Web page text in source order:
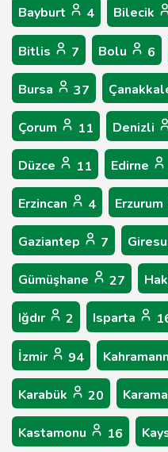
Bayburt 4 Bilecik
Bitlis 7 Bolu 6
Bursa 37
Çorum 11 Denizli
Düzce 11 Edirne
Erzincan 4 Erzurum
Gaziantep 7
Gümüşhane 27
Iğdır 2 Isparta
İzmir 94
Karabük 20
Kastamonu 16